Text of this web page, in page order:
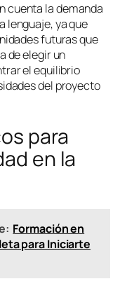
cuenta la demanda
lenguaje, ya que
futuras que
de elegir un
el equilibrio
del proyecto
para
en la
Formación en
para Iniciarte